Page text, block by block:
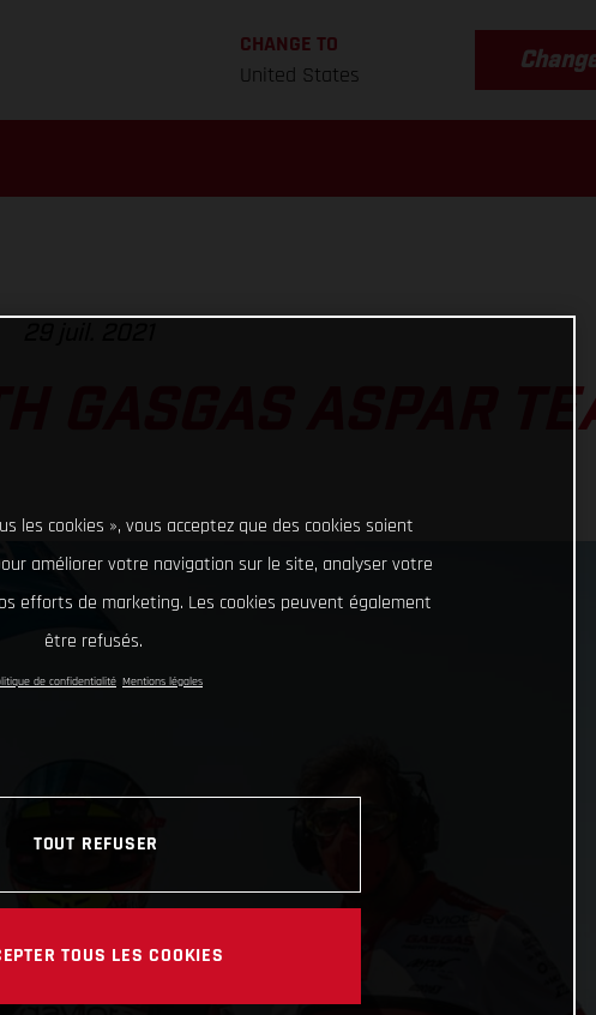
CHANGE TO
United States
GASGAS ASPAR
les cookies », vous acceptez que des cookies soient
améliorer votre navigation sur le site, analyser votre
efforts de marketing. Les cookies peuvent également
être refusés.
de confidentialité Mentions légales
TOUT REFUSER
TOUS LES COOKIES